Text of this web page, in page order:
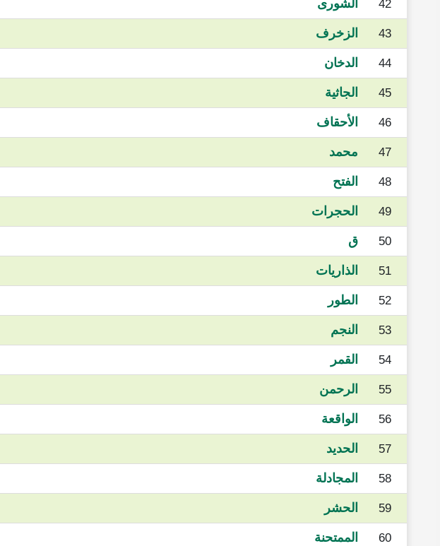
42 الشورى
43 الزخرف
44 الدخان
45 الجاثية
46 الأحقاف
47 محمد
48 الفتح
49 الحجرات
50 ق
51 الذاريات
52 الطور
53 النجم
54 القمر
55 الرحمن
56 الواقعة
57 الحديد
58 المجادلة
59 الحشر
60 الممتحنة